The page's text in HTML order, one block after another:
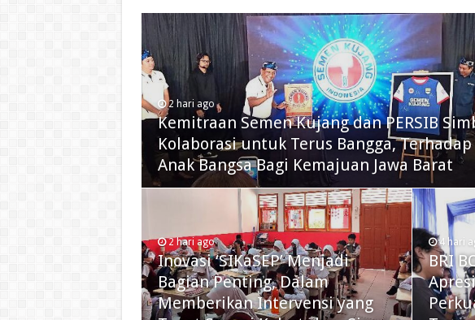
2 hari ago
Kemitraan Semen Kujang dan PERSIB
Kolaborasi untuk Terus Bangga, Terhadap
Anak Bangsa Bagi Kemajuan Jawa Barat
2 hari ago
Inovasi ‘SIKaSEP’ Menjadi
Bagian Penting, Dalam
Memberikan Intervensi yang
4 hari
BRI